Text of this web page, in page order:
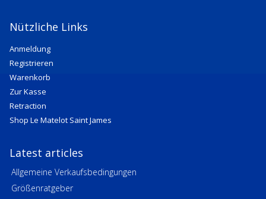
Nützliche Links
Anmeldung
Registrieren
Warenkorb
Zur Kasse
Retraction
Shop Le Matelot Saint James
Latest articles
Allgemeine Verkaufsbedingungen
Größenratgeber